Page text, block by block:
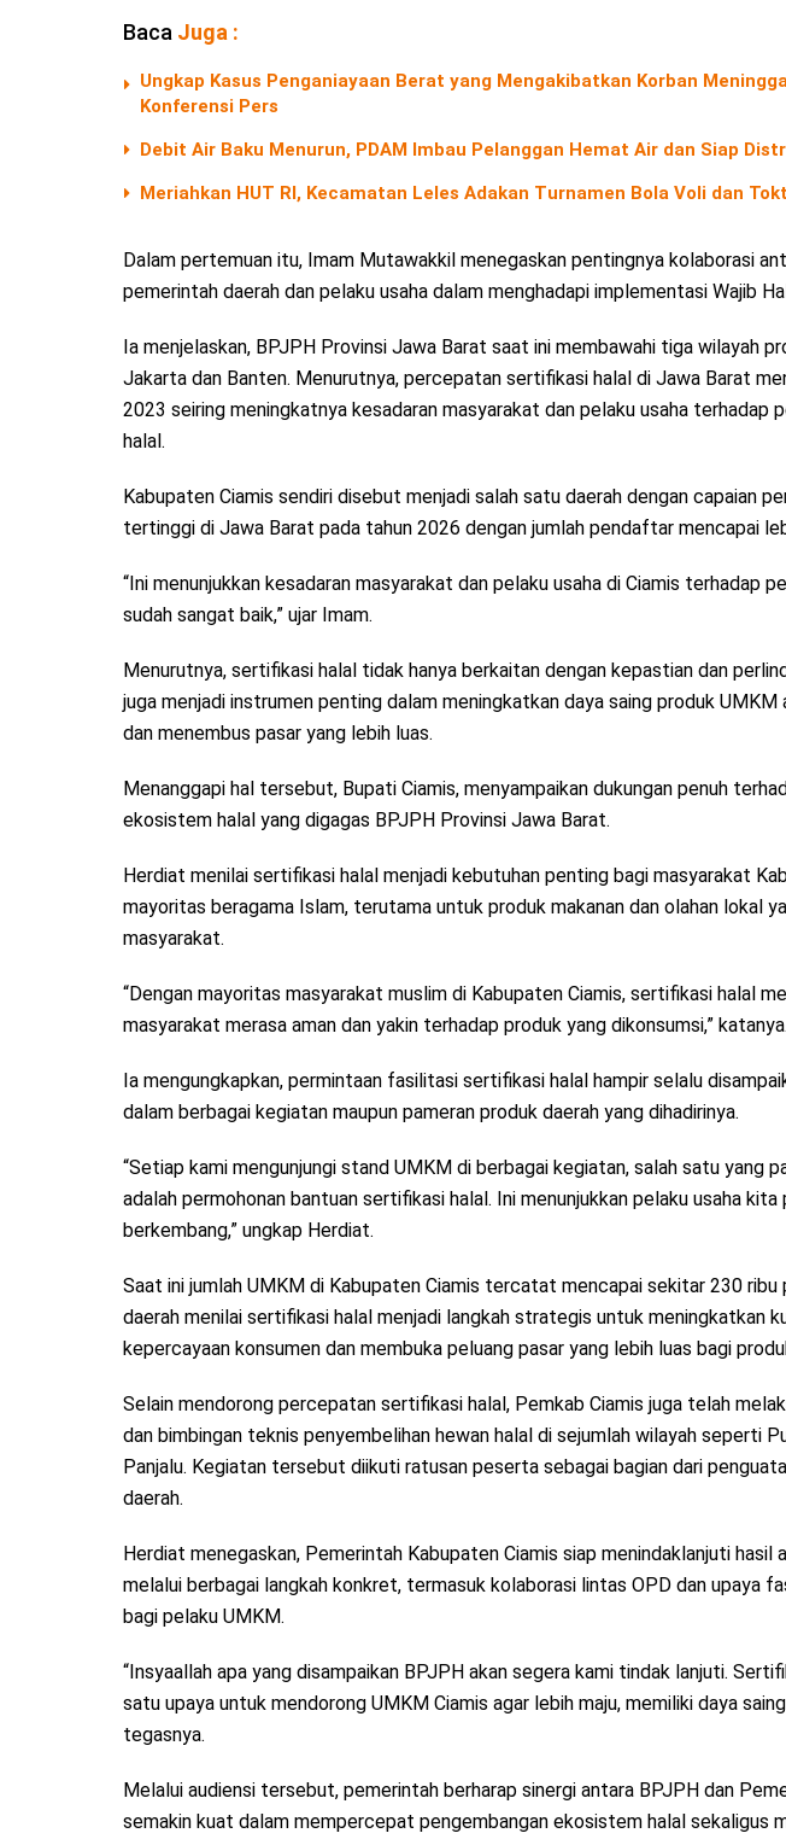
Baca Juga :
Ungkap Kasus Penganiayaan Berat yang Mengakibatkan Korban
Konferensi Pers
Debit Air Baku Menurun, PDAM Imbau Pelanggan Hemat Air dan Siap
Meriahkan HUT RI, Kecamatan Leles Adakan Turnamen Bola Voli dan
Dalam pertemuan itu, Imam Mutawakkil menegaskan pentingnya kolaborasi
pemerintah daerah dan pelaku usaha dalam menghadapi implementasi Wajib
Ia menjelaskan, BPJPH Provinsi Jawa Barat saat ini membawahi tiga wilayah
Jakarta dan Banten. Menurutnya, percepatan sertifikasi halal di Jawa Barat
2023 seiring meningkatnya kesadaran masyarakat dan pelaku usaha terhadap
halal.
Kabupaten Ciamis sendiri disebut menjadi salah satu daerah dengan capaian
tertinggi di Jawa Barat pada tahun 2026 dengan jumlah pendaftar mencapai
“Ini menunjukkan kesadaran masyarakat dan pelaku usaha di Ciamis terhadap
sudah sangat baik,” ujar Imam.
Menurutnya, sertifikasi halal tidak hanya berkaitan dengan kepastian dan
juga menjadi instrumen penting dalam meningkatkan daya saing produk UMKM
dan menembus pasar yang lebih luas.
Menanggapi hal tersebut, Bupati Ciamis, menyampaikan dukungan penuh
ekosistem halal yang digagas BPJPH Provinsi Jawa Barat.
Herdiat menilai sertifikasi halal menjadi kebutuhan penting bagi masyarakat
mayoritas beragama Islam, terutama untuk produk makanan dan olahan lokal
masyarakat.
“Dengan mayoritas masyarakat muslim di Kabupaten Ciamis, sertifikasi halal
masyarakat merasa aman dan yakin terhadap produk yang dikonsumsi,” katanya.
Ia mengungkapkan, permintaan fasilitasi sertifikasi halal hampir selalu
dalam berbagai kegiatan maupun pameran produk daerah yang dihadirinya.
“Setiap kami mengunjungi stand UMKM di berbagai kegiatan, salah satu yang
adalah permohonan bantuan sertifikasi halal. Ini menunjukkan pelaku usaha
berkembang,” ungkap Herdiat.
Saat ini jumlah UMKM di Kabupaten Ciamis tercatat mencapai sekitar 230 ribu
daerah menilai sertifikasi halal menjadi langkah strategis untuk meningkatkan
kepercayaan konsumen dan membuka peluang pasar yang lebih luas bagi
Selain mendorong percepatan sertifikasi halal, Pemkab Ciamis juga telah
dan bimbingan teknis penyembelihan hewan halal di sejumlah wilayah seperti
Panjalu. Kegiatan tersebut diikuti ratusan peserta sebagai bagian dari
daerah.
Herdiat menegaskan, Pemerintah Kabupaten Ciamis siap menindaklanjuti hasil
melalui berbagai langkah konkret, termasuk kolaborasi lintas OPD dan upaya
bagi pelaku UMKM.
“Insyaallah apa yang disampaikan BPJPH akan segera kami tindak lanjuti.
satu upaya untuk mendorong UMKM Ciamis agar lebih maju, memiliki daya
tegasnya.
Melalui audiensi tersebut, pemerintah berharap sinergi antara BPJPH dan
semakin kuat dalam mempercepat pengembangan ekosistem halal sekaligus